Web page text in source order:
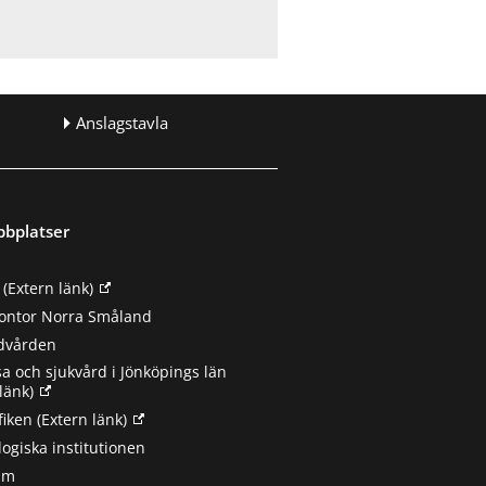
Anslagstavla
(Extern länk)
Norra Småland
och sjukvård i Jönköpings län
(Extern länk)
institutionen